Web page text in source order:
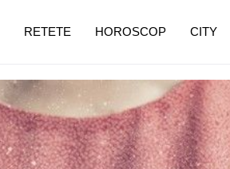
RETETE HOROSCOP CITY
de dureroasă este investigația